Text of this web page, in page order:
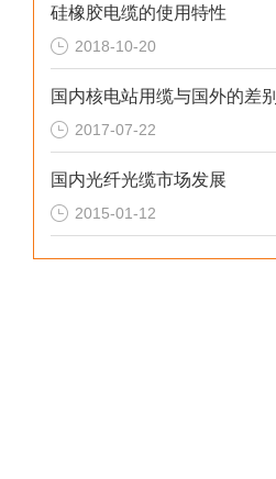
硅橡胶电缆的使用特性
2018-10-20
国内核电站用缆与国外的差别
2017-07-22
国内光纤光缆市场发展
2015-01-12